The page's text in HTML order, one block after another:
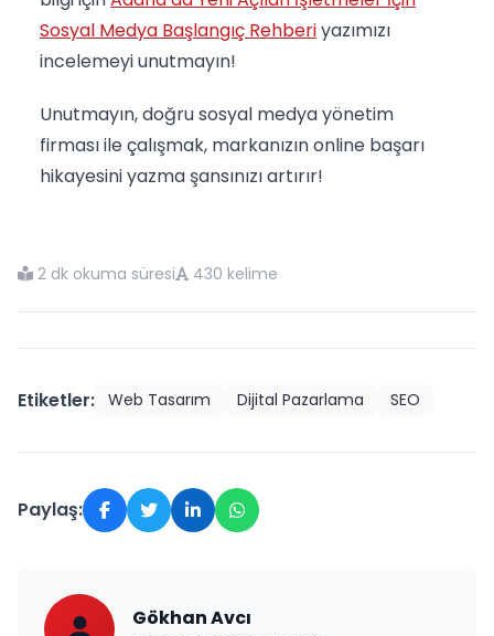
Sosyal Medya Başlangıç Rehberiyazımızı
incelemeyi unutmayın!
Unutmayın, doğru sosyal medya yönetim
firması ile çalışmak, markanızın online başarı
hikayesini yazma şansınızı artırır!
2 dk okuma süresi 430 kelime
Etiketler: Web Tasarım Dijital Pazarlama SEO
Paylaş:
Gökhan Avcı